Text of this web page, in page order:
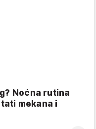
Noćna rutina
mekana i